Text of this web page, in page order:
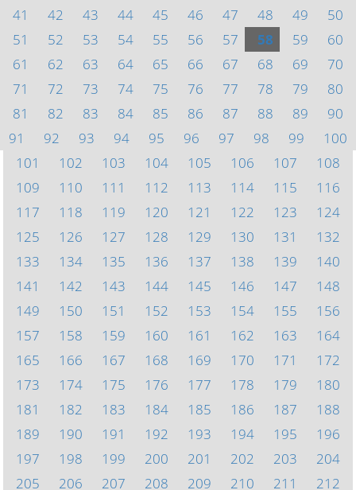
41
42 43 44 45 46 47 48 49
50
51
52 53 54 55 56 57 58 59
60
61
62 63 64 65 66 67 68 69
70
71
72 73 74 75 76 77 78 79
80
81
82 83 84 85 86 87 88 89
90
91
92 93 94 95 96 97 98 99
100
101
102 103 104 105 106 107
108
109
110 111 112 113 114 115
116
117
118 119 120 121 122 123
124
125
126 127 128 129 130 131
132
133
134 135 136 137 138 139
140
141
142 143 144 145 146 147
148
149
150 151 152 153 154 155
156
157
158 159 160 161 162 163
164
165
166 167 168 169 170 171
172
173
174 175 176 177 178 179
180
181
182 183 184 185 186 187
188
189
190 191 192 193 194 195
196
197
198 199 200 201 202 203
204
205
206 207 208 209 210 211 212